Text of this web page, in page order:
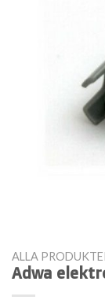
ALLA
Adwa